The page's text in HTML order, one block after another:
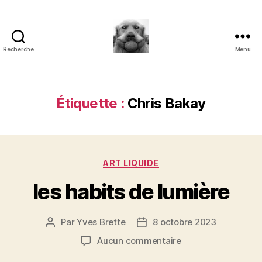
Recherche
paradoxe
en
Menu
Étiquette : Chris Bakay
Catégories
ART LIQUIDE
les habits de lumière
Auteur
ParYves Brette
Date8 octobre 2023
Aucun commentairesur